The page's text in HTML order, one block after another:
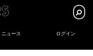
ニュース ログイン